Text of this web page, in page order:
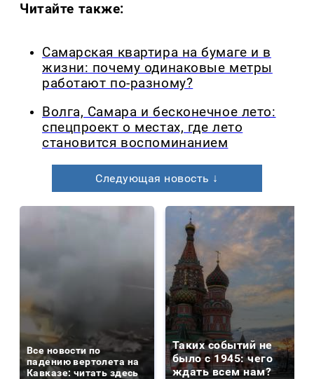
Читайте также:
Самарская квартира на бумаге и в
жизни: почему одинаковые метры
работают по-разному?
Волга, Самара и бесконечное лето:
спецпроект о местах, где лето
становится воспоминанием
Следующая новость ↓
Все новости по
падению вертолета на
Кавказе: читать здесь
Таких событий не
было с 1945: чего
ждать всем нам?